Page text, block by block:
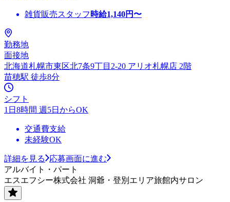
雑貨販売スタッフ 時給1,140円〜
勤務地
面接地
北海道札幌市東区北7条9丁目2-20 アリオ札幌店 2階
苗穂駅 徒歩8分
シフト
1日8時間 週5日からOK
交通費支給
未経験OK
詳細を見る
応募画面に進む
アルバイト・パート
エスエフシー株式会社 洞爺・登別エリア旅館内サロン